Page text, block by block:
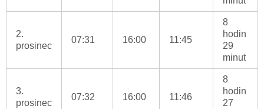
2.
prosinec
07:31 16:00 11:45
8
hodin
29
minut
3.
prosinec
07:32 16:00 11:46
8
hodin
27